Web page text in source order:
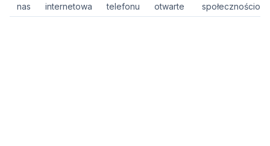
nas
internetowa
telefonu
otwarte